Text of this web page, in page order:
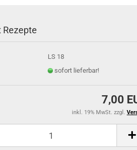
LS 18
sofort lieferbar!
7,00
inkl. 19% MwSt. zzgl.